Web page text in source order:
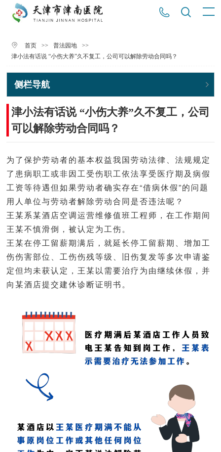
首页 >> 普法园地
>>
津小法有话说 “小伤大养”久不复工，公司可以解除劳动合同吗？
侧栏导航
津小法有话说 “小伤大养”久不复工，公司
可以解除劳动合同吗？
为了保护劳动者的基本权益我国劳动法律、法规规定
了患病职工或非因工受伤职工依法享受医疗期及病假
工资等待遇但如果劳动者确实存在“借病休假”的问题
用人单位与劳动者解除劳动合同是否违法呢？
王某系某酒店空调运营维修值班工程师，在工作期间
王某不慎滑倒，被认定为工伤。
王某在停工留薪期满后，就延长停工留薪期、增加工
伤伤害部位、工伤伤残等级、旧伤复发等多次申请鉴
定但均未获认定，王某以需要治疗为由继续休假，并
向某酒店提交建休诊断证明书。